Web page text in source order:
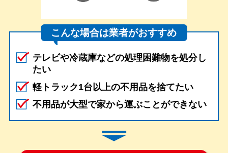
こんな場合は業者がおすすめ
テレビや冷蔵庫などの処理困難物を処分し
たい
軽トラック1台以上の不用品を捨てたい
不用品が大型で家から運ぶことができない